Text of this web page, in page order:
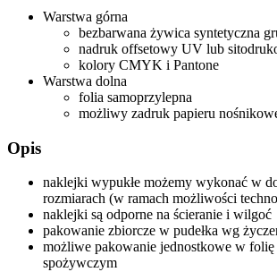
Warstwa górna
bezbarwana żywica syntetyczna
nadruk offsetowy UV lub
kolory CMYK i Pantone
Warstwa dolna
folia samoprzylepna
możliwy zadruk papieru
Opis
naklejki wypukłe możemy wykonać w
rozmiarach (w ramach możliwości
naklejki są odporne na ścieranie i wilgoć
pakowanie zbiorcze w pudełka wg
możliwe pakowanie jednostkowe w folię
spożywczym